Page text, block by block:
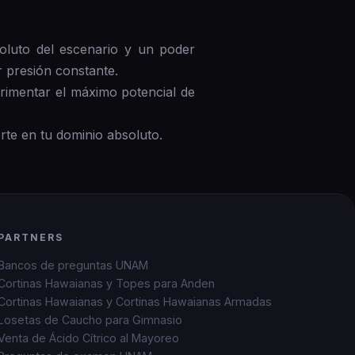
del escenario y un poder
presión constante.
el máximo potencial de
en tu dominio absoluto.
de preguntas UNAM
Hawaianas y Topes para Anden
Hawaianas y Cortinas Hawaianas Armadas
de Caucho para Gimnasio
de Ácido Cítrico al Mayoreo